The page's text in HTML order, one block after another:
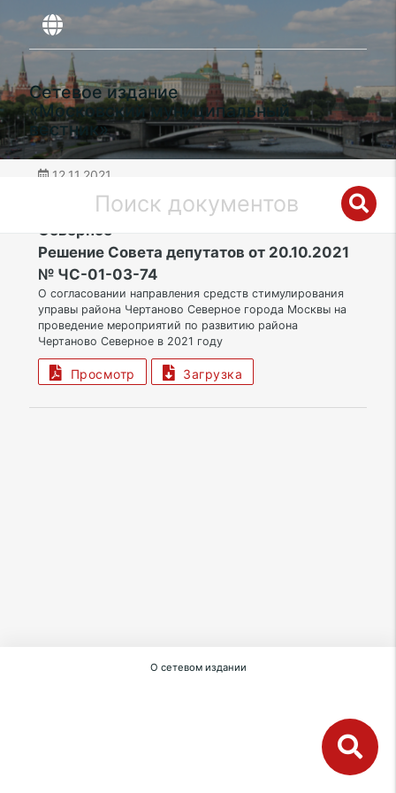
Сетевое издание
«Московский муниципальный
вестник»
12.11.2021
ЮАО | Муниципальный округ Чертаново
Северное
Решение Совета депутатов от 20.10.2021
№ ЧС-01-03-74
О согласовании направления средств стимулирования
управы района Чертаново Северное города Москвы на
проведение мероприятий по развитию района
Чертаново Северное в 2021 году
Просмотр Загрузка
О сетевом издании